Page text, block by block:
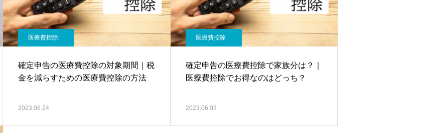
医療費控除
確定申告の医療費控除の対象期間｜税
金を減らすための医療費控除の方法
2023.06.24
医療費控除
確定申告の医療費控除で家族分は？｜
医療費控除でお得なのはどっち？
2023.06.03